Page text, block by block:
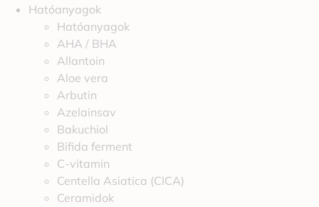
Hatóanyagok
Hatóanyagok
AHA / BHA
Allantoin
Aloe vera
Arbutin
Azelainsav
Bakuchiol
Bifida ferment
C-vitamin
Centella Asiatica (CICA)
Ceramidok